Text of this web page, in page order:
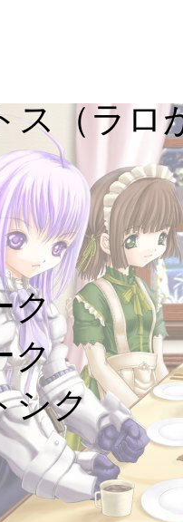
ス
（ラ
ク
ク
シク